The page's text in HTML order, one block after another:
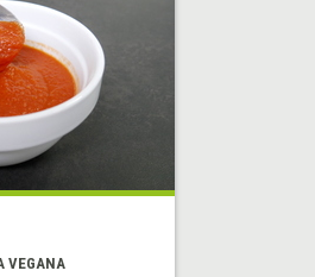
VEGANA